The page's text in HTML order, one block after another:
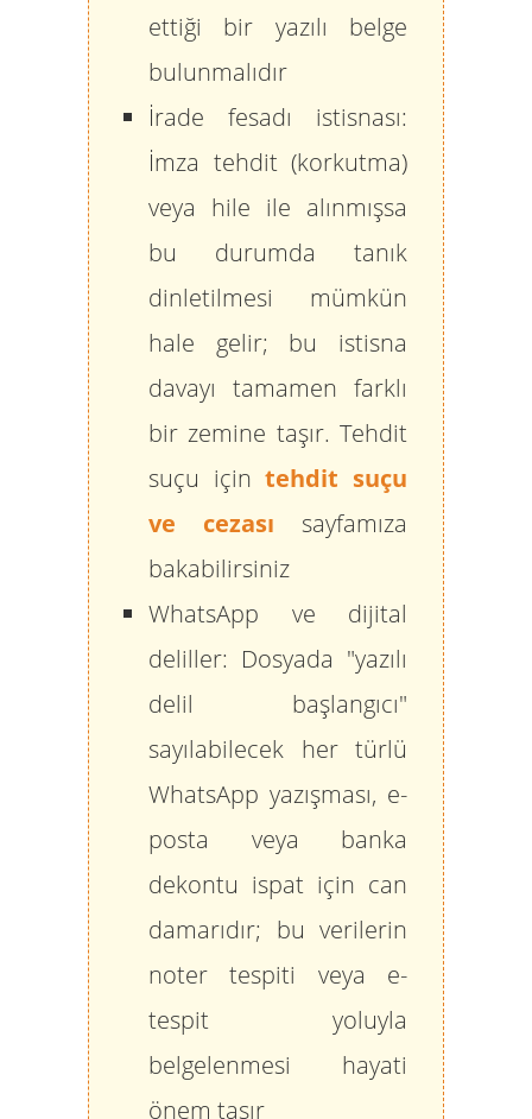
ettiği bir yazılı belge
bulunmalıdır
İrade fesadı istisnası:
İmza tehdit (korkutma)
veya hile ile alınmışsa
bu durumda tanık
dinletilmesi mümkün
hale gelir; bu istisna
davayı tamamen farklı
bir zemine taşır. Tehdit
suçu içintehdit suçu
ve cezası sayfamıza
bakabilirsiniz
WhatsApp ve dijital
deliller: Dosyada "yazılı
delil başlangıcı"
sayılabilecek her türlü
WhatsApp yazışması, e-
posta veya banka
dekontu ispat için can
damarıdır; bu verilerin
noter tespiti veya e-
tespit yoluyla
belgelenmesi hayati
önem taşır